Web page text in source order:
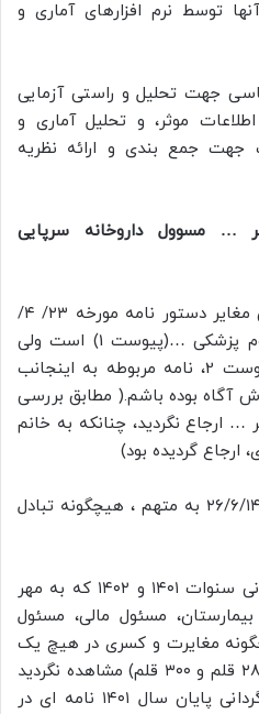
توسط نرم افزارهای آماری و
جهت تحلیل و راستی آزمایی
موثر، و تحلیل آماری و
جهت جمع بندی و ارائه نظریه
… مسوول داروخانه سرپایی
1-متهم قبول دارد که عملکردش مغایر دستور نامه مورخه ۲۳/ ۴/
۱۳۹۵ معاونت غذا و داروی علوم پزشکی …(پیوست 1) است ولی
ایشان ادعا نمود که مطابق پیوست 2، نامه مربوطه به اینجانب
آگاه بوده باشم.( مطابق بررسی
ارجاع نگردید، چنانکه به خانم
ارجاع گردیده بود)
2-پس از ارجاع نامه مورخه ۲۶/۶/۱۴۰۲ به متهم ، هیچگونه تبادل
3-بر اساس مستندات انبارگردانی سنوات ۱۴۰۱ و ۱۴۰۲ که به مهر
مسئول مالی، مسئول
مغایرت و کسری در هیچ یک
از اقلام( در تعداد و به ترتیب ۲۸۱ قلم و ۳۰۰ قلم) مشاهده نگردید
(پیوست 3). لذا متعاقب انبارگردانی پایان سال ۱۴۰۱ نامه ای در